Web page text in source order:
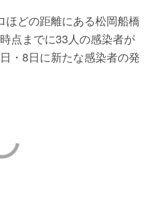
どの距離にある松岡船橋
点までに33人の感染者が
・8日に新たな感染者の発